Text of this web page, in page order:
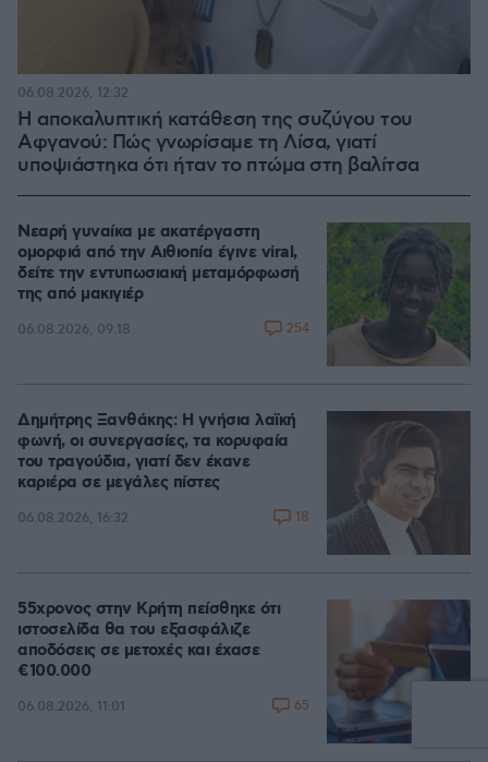
Η αποκαλυπτική κατάθεση της συζύγου του
Αφγανού: Πώς γνωρίσαμε τη Λίσα, γιατί
υποψιάστηκα ότι ήταν το πτώμα στη βαλίτσα
06.08.2026, 12:32
Νεαρή γυναίκα με ακατέργαστη
ομορφιά από την Αιθιοπία έγινε viral,
δείτε την εντυπωσιακή μεταμόρφωσή
της από μακιγιέρ
06.08.2026, 09:18 254
Δημήτρης Ξανθάκης: Η γνήσια λαϊκή
φωνή, οι συνεργασίες, τα κορυφαία
του τραγούδια, γιατί δεν έκανε
καριέρα σε μεγάλες πίστες
06.08.2026, 16:32 18
55χρονος στην Κρήτη πείσθηκε ότι
ιστοσελίδα θα του εξασφάλιζε
αποδόσεις σε μετοχές και έχασε
€100.000
06.08.2026, 11:01 65